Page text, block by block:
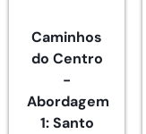
Caminhos
do Centro
-
Abordagem
1: Santo